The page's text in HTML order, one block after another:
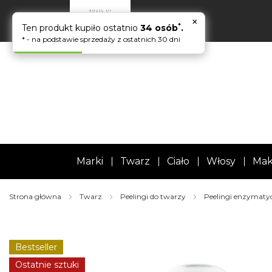
Marki Twarz Ciało Włosy
Strona główna Twarz Peelingi do twarzy Peelingi
the
end
of
Bestseller
Ostatnie sztuki
×
Ten produkt kupiło ostatnio 34 osób*.
* - na podstawie sprzedaży z ostatnich 30 dni